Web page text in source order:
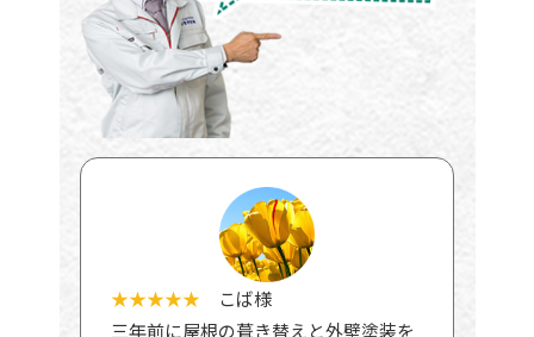
★★★★★ こば様
三年前に屋根の葺き替えと外壁塗装を